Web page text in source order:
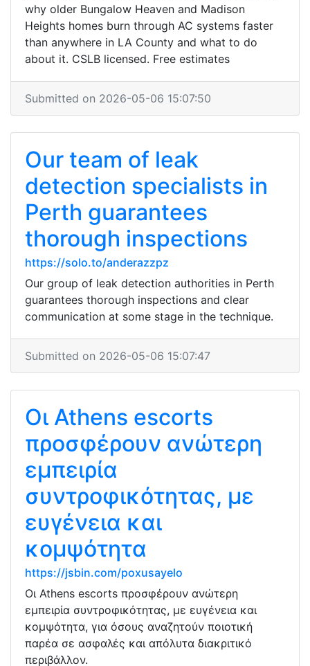
why older Bungalow Heaven and Madison
Heights homes burn through AC systems faster
than anywhere in LA County and what to do
about it. CSLB licensed. Free estimates
Submitted on 2026-05-06 15:07:50
Our team of leak
detection specialists in
Perth guarantees
thorough inspections
https://solo.to/anderazzpz
Our group of leak detection authorities in Perth
guarantees thorough inspections and clear
communication at some stage in the technique.
Submitted on 2026-05-06 15:07:47
Οι Athens escorts
προσφέρουν ανώτερη
εμπειρία
συντροφικότητας, με
ευγένεια και
κομψότητα
https://jsbin.com/poxusayelo
Οι Athens escorts προσφέρουν ανώτερη
εμπειρία συντροφικότητας, με ευγένεια και
κομψότητα, για όσους αναζητούν ποιοτική
παρέα σε ασφαλές και απόλυτα διακριτικό
περιβάλλον.